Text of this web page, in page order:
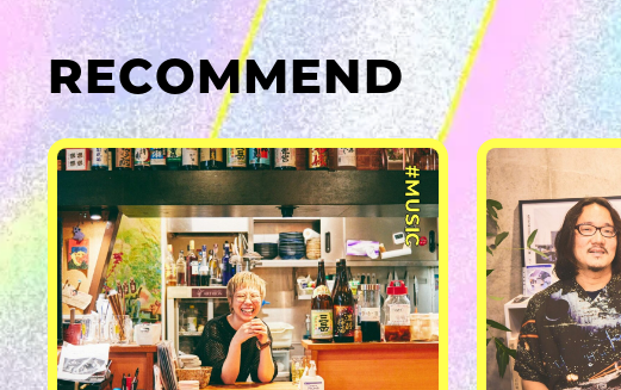
RECOMMEND
#MUSIC